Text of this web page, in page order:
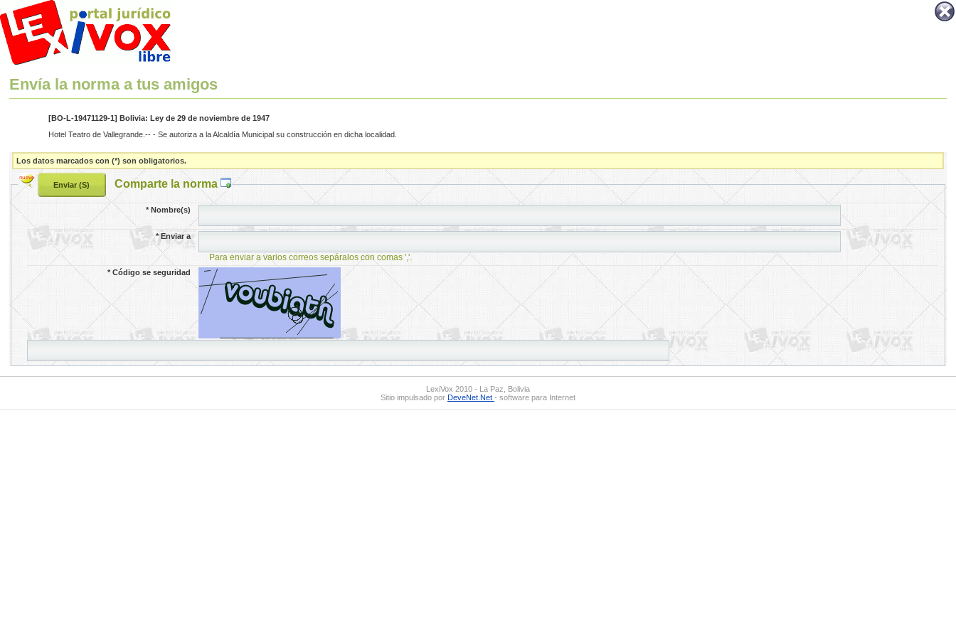
Envía la norma a tus amigos
[BO-L-19471129-1] Bolivia: Ley de 29 de noviembre de 1947
Hotel Teatro de Vallegrande.-- - Se autoriza a la Alcaldía Municipal su construcción en dicha localidad.
Los datos marcados con (*) son obligatorios.
Comparte la norma
*Nombre(s)
*Enviar a
Para enviar a varios correos sepáralos con comas ','.
*Código se seguridad
LexiVox 2010 - La Paz, Bolivia
Sitio impulsado por DeveNet.Net - software para Internet